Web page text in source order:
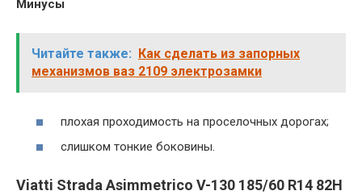
Минусы
Читайте также:
Как сделать из запорных
механизмов ваз 2109 электрозамки
плохая проходимость на проселочных дорогах;
слишком тонкие боковины.
Viatti Strada Asimmetrico V-130 185/60 R14 82H